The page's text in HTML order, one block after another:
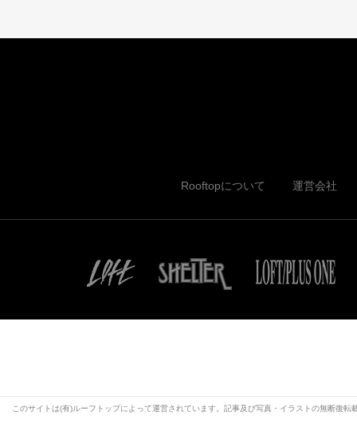
Rooftopについて 運営会社
このサイトは(有)ルーフトップによって運営されています。記事及び写真・イラストの無断復転